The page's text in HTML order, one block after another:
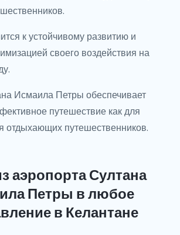
к устойчивому развитию и
своего воздействия на
Исмаила Петры обеспечивает
путешествие как для
отдыхающих путешественников.
аэропорта Султана
Петры в любое
в Келантане